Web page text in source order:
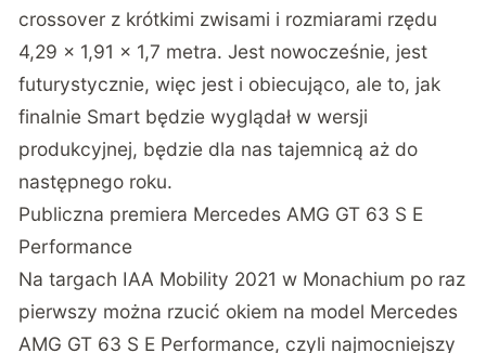
crossover z krótkimi zwisami i rozmiarami rzędu
4,29 x 1,91 x 1,7 metra. Jest nowocześnie, jest
futurystycznie, więc jest i obiecująco, ale to, jak
finalnie Smart będzie wyglądał w wersji
produkcyjnej, będzie dla nas tajemnicą aż do
następnego roku.
Publiczna premiera Mercedes AMG GT 63 S E
Performance
Na targach IAA Mobility 2021 w Monachium po raz
pierwszy można rzucić okiem na model Mercedes
AMG GT 63 S E Performance, czyli najmocniejszy